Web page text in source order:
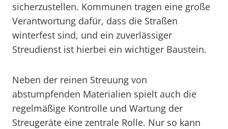
sicherzustellen. Kommunen tragen eine große
Verantwortung dafür, dass die Straßen
winterfest sind, und ein zuverlässiger
Streudienst ist hierbei ein wichtiger Baustein.
Neben der reinen Streuung von
abstumpfenden Materialien spielt auch die
regelmäßige Kontrolle und Wartung der
Streugeräte eine zentrale Rolle. Nur so kann